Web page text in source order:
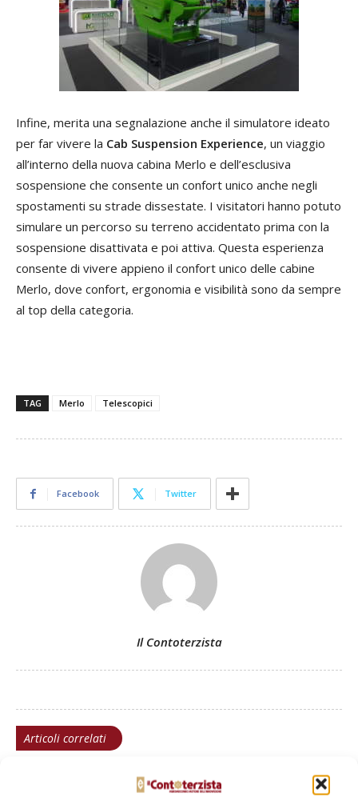
Infine, merita una segnalazione anche il simulatore ideato
per far vivere la Cab Suspension Experience, un viaggio
all’interno della nuova cabina Merlo e dell’esclusiva
sospensione che consente un confort unico anche negli
spostamenti su strade dissestate. I visitatori hanno potuto
simulare un percorso su terreno accidentato prima con la
sospensione disattivata e poi attiva. Questa esperienza
consente di vivere appieno il confort unico delle cabine
Merlo, dove confort, ergonomia e visibilità sono da sempre
al top della categoria.
TAG Merlo Telescopici
Facebook Twitter
Il Contoterzista
Articoli correlati
Merlo, restyling Turbofarmer e non solo